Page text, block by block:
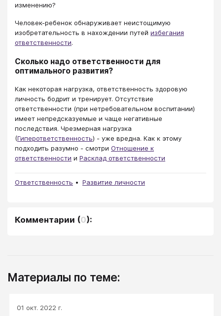
изменению?
Человек-ребенок обнаруживает неистощимую
изобретательность в нахождении путей избегания
ответственности.
Сколько надо ответственности для
оптимального развития?
Как некоторая нагрузка, ответственность здоровую
личность бодрит и тренирует. Отсутствие
ответственности (при нетребовательном воспитании)
имеет непредсказуемые и чаще негативные
последствия. Чрезмерная нагрузка
(Гиперответственность) - уже вредна. Как к этому
подходить разумно - смотри Отношение к
ответственности и Расклад ответственности
Ответственность Развитие личности
Комментарии (0):
Материалы по теме:
01 окт. 2022 г.